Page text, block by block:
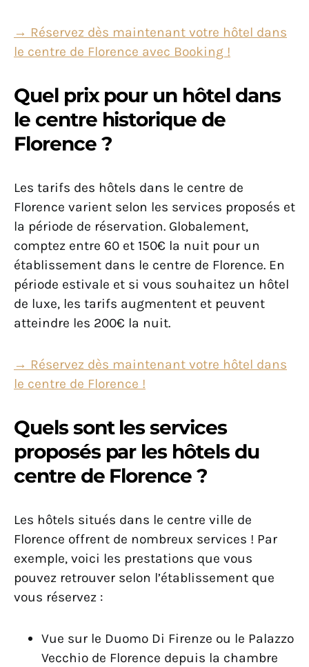
→ Réservez dès maintenant votre hôtel dans
le centre de Florence avec Booking !
Quel prix pour un hôtel dans
le centre historique de
Florence ?
Les tarifs des hôtels dans le centre de
Florence varient selon les services proposés et
la période de réservation. Globalement,
comptez entre 60 et 150€ la nuit pour un
établissement dans le centre de Florence. En
période estivale et si vous souhaitez un hôtel
de luxe, les tarifs augmentent et peuvent
atteindre les 200€ la nuit.
→ Réservez dès maintenant votre hôtel dans
le centre de Florence !
Quels sont les services
proposés par les hôtels du
centre de Florence ?
Les hôtels situés dans le centre ville de
Florence offrent de nombreux services ! Par
exemple, voici les prestations que vous
pouvez retrouver selon l’établissement que
vous réservez :
Vue sur le Duomo Di Firenze ou le Palazzo
Vecchio de Florence depuis la chambre